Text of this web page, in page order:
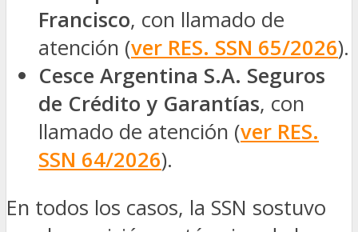
Francisco, con llamado de
atención (ver RES. SSN 65/2026).
Cesce Argentina S.A. Seguros
de Crédito y Garantías, con
llamado de atención (ver RES.
SSN 64/2026).
En todos los casos, la SSN sostuvo